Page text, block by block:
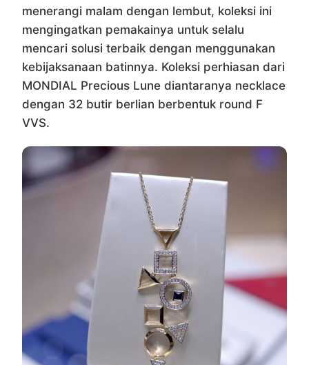
menerangi malam dengan lembut, koleksi ini
mengingatkan pemakainya untuk selalu
mencari solusi terbaik dengan menggunakan
kebijaksanaan batinnya. Koleksi perhiasan dari
MONDIAL Precious Lune diantaranya necklace
dengan 32 butir berlian berbentuk round F
VVS.